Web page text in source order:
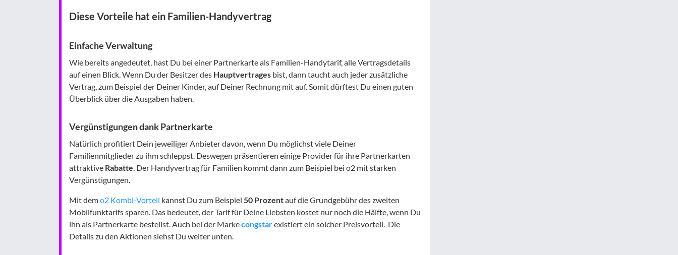
Diese Vorteile hat ein Familien-Handyvertrag
Einfache Verwaltung
Wie bereits angedeutet, hast Du bei einer Partnerkarte als Familien-Handytarif, alle Vertragsdetails
auf einen Blick. Wenn Du der Besitzer des Hauptvertrages bist, dann taucht auch jeder zusätzliche
Vertrag, zum Beispiel der Deiner Kinder, auf Deiner Rechnung mit auf. Somit dürftest Du einen guten
Überblick über die Ausgaben haben.
Vergünstigungen dank Partnerkarte
Natürlich profitiert Dein jeweiliger Anbieter davon, wenn Du möglichst viele Deiner
Familienmitglieder zu ihm schleppst. Deswegen präsentieren einige Provider für ihre Partnerkarten
attraktive Rabatte . Der Handyvertrag für Familien kommt dann zum Beispiel bei o2 mit starken
Vergünstigungen.
Mit demo2 Kombi-Vorteil kannst Du zum Beispiel 50 Prozentauf die Grundgebühr des zweiten
Mobilfunktarifs sparen. Das bedeutet, der Tarif für Deine Liebsten kostet nur noch die Hälfte, wenn Du
ihn als Partnerkarte bestellst. Auch bei der Markecongstarexistiert ein solcher Preisvorteil. Die
Details zu den Aktionen siehst Du weiter unten.